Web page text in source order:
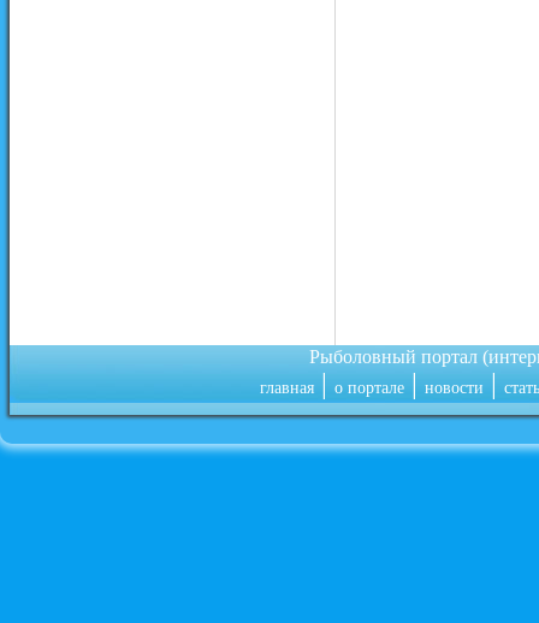
Рыболовный портал
главная|о портале|новости|